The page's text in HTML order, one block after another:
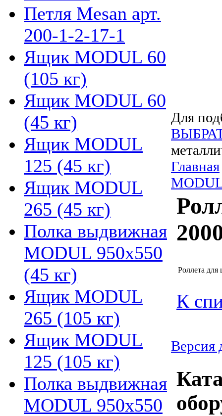
Петля Mesan арт.
200-1-2-17-1
Ящик MODUL 60
(105 кг)
Ящик MODUL 60
(45 кг)
Ящик MODUL
125 (45 кг)
Ящик MODUL
265 (45 кг)
Полка выдвижная
MODUL 950х550
(45 кг)
Ящик MODUL
265 (105 кг)
Ящик MODUL
125 (105 кг)
Полка выдвижная
MODUL 950х550
Для
Главная
Роллета
К
Версия